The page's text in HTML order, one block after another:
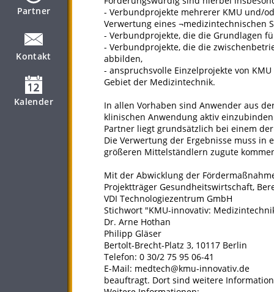
Partner
Kontakt
Kalender
- Verbundprojekte mehrerer KMU und/
Verwertung eines ¬medizintechnischen
- Verbundprojekte, die die Grundlagen
- Verbundprojekte, die die
abbilden,
- anspruchsvolle Einzelprojekte von
Gebiet der Medizintechnik.
In allen Vorhaben sind Anwender aus
klinischen Anwendung aktiv
Partner liegt grundsätzlich bei einem
Die Verwertung der Ergebnisse muss
größeren Mittelständlern zugute
Mit der Abwicklung der
Projektträger Gesundheitswirtschaft,
VDI Technologiezentrum GmbH
Stichwort "KMU-innovativ:
Dr. Arne Hothan
Philipp Gläser
Bertolt-Brecht-Platz 3, 10117 Berlin
Telefon: 0 30/2 75 95 06-41
E-Mail: medtech@kmu-innovativ.de
beauftragt. Dort sind weitere